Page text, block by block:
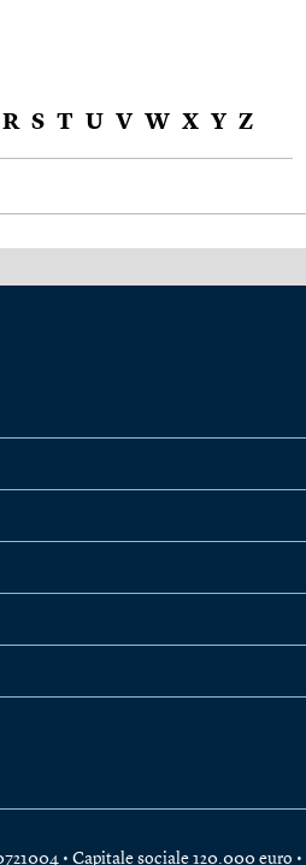
R S T U V W X Y Z
• Capitale sociale 120.000 euro •